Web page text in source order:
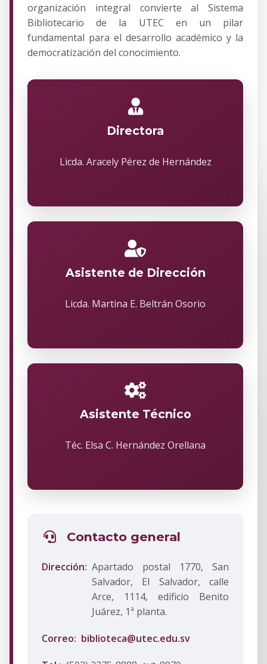
organización integral convierte al Sistema
Bibliotecario de la UTEC en un pilar
fundamental para el desarrollo académico y la
democratización del conocimiento.
Directora
Licda. Aracely Pérez de Hernández
Asistente de Dirección
Licda. Martina E. Beltrán Osorio
Asistente Técnico
Téc. Elsa C. Hernández Orellana
Contacto general
Dirección: Apartado postal 1770, San
Salvador, El Salvador, calle
Arce, 1114, edificio Benito
Juárez, 1ª planta.
Correo: biblioteca@utec.edu.sv